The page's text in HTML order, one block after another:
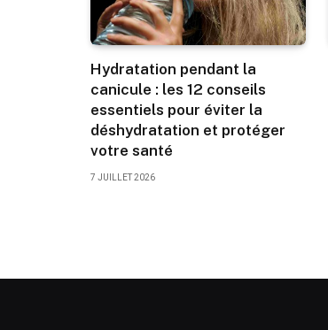
Hydratation pendant la
canicule : les 12 conseils
essentiels pour éviter la
déshydratation et protéger
votre santé
7 JUILLET 2026